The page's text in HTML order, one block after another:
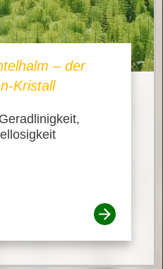
– der
Kristall